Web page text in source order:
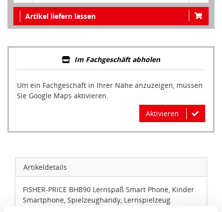
Artikel liefern lassen
Im Fachgeschäft abholen
Um ein Fachgeschäft in Ihrer Nähe anzuzeigen, müssen
Sie Google Maps aktivieren.
Aktivieren
Artikeldetails
FISHER-PRICE BHB90 Lernspaß Smart Phone, Kinder
Smartphone, Spielzeughandy, Lernspielzeug